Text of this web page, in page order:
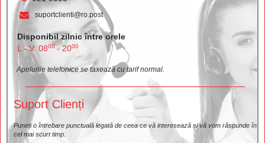
suportclienti@ro.post
Disponibil zilnic între orele
L - V: 0800- 2000
Apelurile telefonice se taxează cu tarif normal.
Suport Clienți
Puneți o întrebare punctuală legată de ceea ce vă interesează și vă vom răspunde în
cel mai scurt timp.